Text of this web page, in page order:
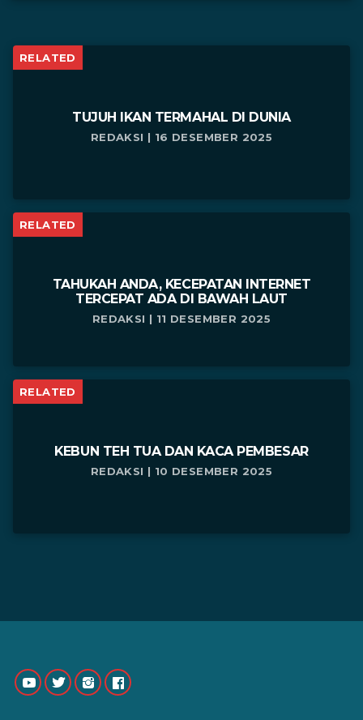
RELATED
TUJUH IKAN TERMAHAL DI DUNIA
REDAKSI | 16 DESEMBER 2025
RELATED
TAHUKAH ANDA, KECEPATAN INTERNET
TERCEPAT ADA DI BAWAH LAUT
REDAKSI | 11 DESEMBER 2025
RELATED
KEBUN TEH TUA DAN KACA PEMBESAR
REDAKSI | 10 DESEMBER 2025